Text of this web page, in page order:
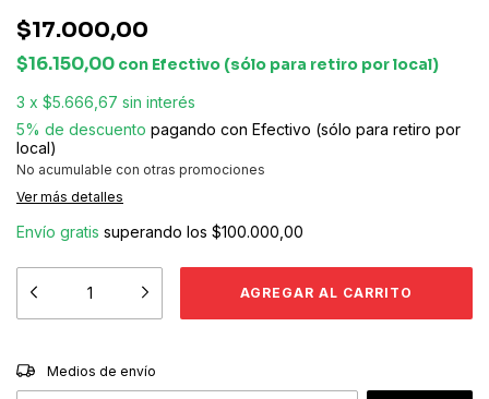
$17.000,00
$16.150,00 con Efectivo (sólo para retiro por local)
3 x $5.666,67 sin interés
5% de descuento pagando con Efectivo (sólo para retiro por
local)
No acumulable con otras promociones
Ver más detalles
Envío gratis superando los $100.000,00
Entregas para el CP:
Medios de envío